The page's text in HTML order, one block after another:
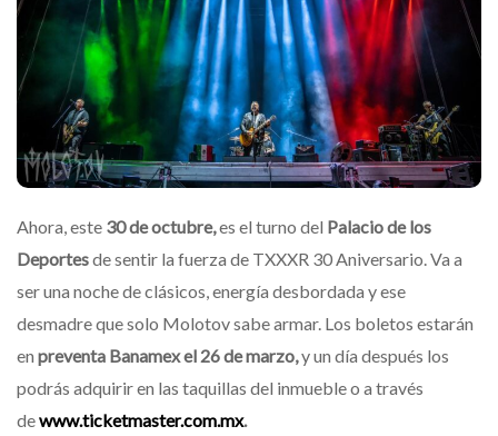
Ahora, este 30 de octubre,es el turno del Palacio de los
Deportesde sentir la fuerza de TXXXR 30 Aniversario. Va a
ser una noche de clásicos, energía desbordada y ese
desmadre que solo Molotov sabe armar. Los boletos estarán
en preventa Banamex el 26 de marzo,y un día después los
podrás adquirir en las taquillas del inmueble o a través
dewww.ticketmaster.com.mx.